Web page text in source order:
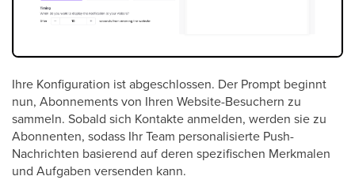
Ihre Konfiguration ist abgeschlossen. Der Prompt beginnt
nun, Abonnements von Ihren Website-Besuchern zu
sammeln. Sobald sich Kontakte anmelden, werden sie zu
Abonnenten, sodass Ihr Team personalisierte Push-
Nachrichten basierend auf deren spezifischen Merkmalen
und Aufgaben versenden kann.